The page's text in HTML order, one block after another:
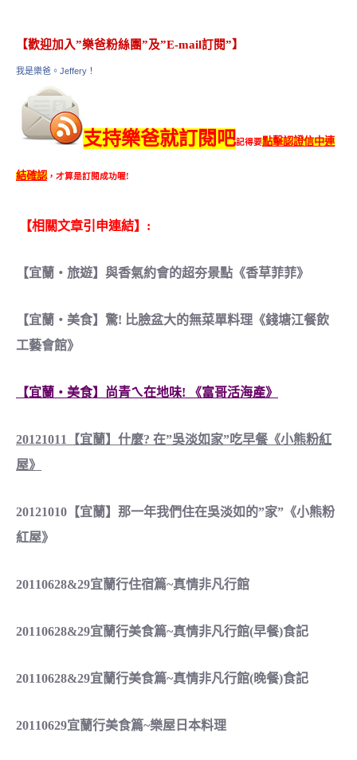
【歡迎加入”樂爸粉絲團”及”E-mail訂閱”】
我是樂爸。Jeffery！
支持樂爸就訂閱吧記得要點擊認證信中連
結確認，才算是訂閱成功喔!
【相關文章引申連結】:
【宜蘭‧旅遊】與香氣約會的超夯景點《香草菲菲》
【宜蘭‧美食】驚! 比臉盆大的無菜單料理《錢塘江餐飲
工藝會館》
【宜蘭‧美食】尚青ㄟ在地味! 《富哥活海產》
20121011【宜蘭】什麼? 在”吳淡如家”吃早餐《小熊粉紅
屋》
20121010【宜蘭】那一年我們住在吳淡如的”家”《小熊粉
紅屋》
20110628&29宜蘭行住宿篇~真情非凡行館
20110628&29宜蘭行美食篇~真情非凡行館(早餐)食記
20110628&29宜蘭行美食篇~真情非凡行館(晚餐)食記
20110629宜蘭行美食篇~樂屋日本料理